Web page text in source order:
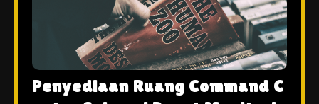
Penyediaan Ruang Command C